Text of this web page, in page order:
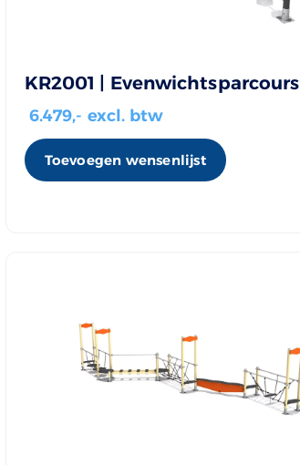
KR2001 | Evenwichtsparcours
6.479,- excl. btw
Toevoegen wensenlijst